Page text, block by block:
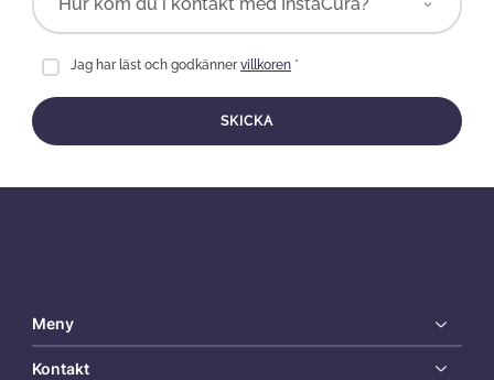
Jag har läst och godkännervillkoren*
SKICKA
Meny
Kontakt